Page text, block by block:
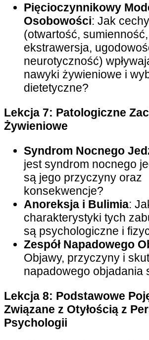
Pięcioczynnikowy
Osobowości: Jak
(otwartość, sumienność,
ekstrawersja,
neurotyczność)
nawyki żywieniowe i
dietetyczne?
Lekcja 7: Patologiczne
Żywieniowe
Syndrom Nocnego
jest syndrom nocnego
są jego przyczyny oraz
konsekwencje?
Anoreksja i Bulimia:
charakterystyki tych
są psychologiczne i
Zespół Napadowego
Objawy, przyczyny i
napadowego objadania
Lekcja 8: Podstawowe
Związane z Otyłością z
Psychologii